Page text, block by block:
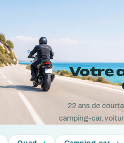
Votre
22 ans de
camping-car,